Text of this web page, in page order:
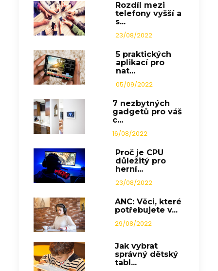
Rozdíl mezi
telefony vyšší a
s...
23/08/2022
5 praktických
aplikací pro
nat...
05/09/2022
7 nezbytných
gadgetů pro váš
c...
16/08/2022
Proč je CPU
důležitý pro
herní...
23/08/2022
ANC: Věci, které
potřebujete v...
29/08/2022
Jak vybrat
správný dětský
tabl...